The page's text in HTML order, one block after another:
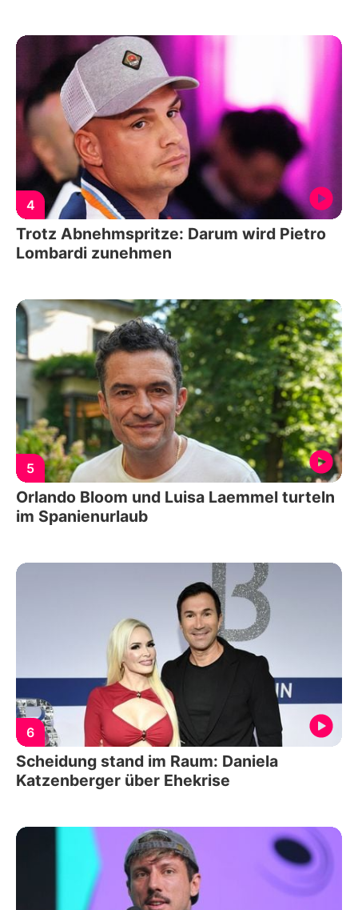
4
Trotz Abnehmspritze: Darum wird Pietro
Lombardi zunehmen
5
Orlando Bloom und Luisa Laemmel turteln
im Spanienurlaub
6
Scheidung stand im Raum: Daniela
Katzenberger über Ehekrise